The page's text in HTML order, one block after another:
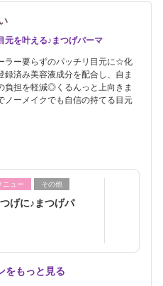
元を叶える♪まつげパーマ
ラー要らずのパッチリ目元に☆化
録済み美容液成分を配合し、自ま
負担を軽減◎くるんっと上向きま
ノーメイクでも自信の持てる目元
ニュー その他
げに♪まつげパ
をもっと見る